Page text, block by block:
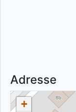
Adresse
+